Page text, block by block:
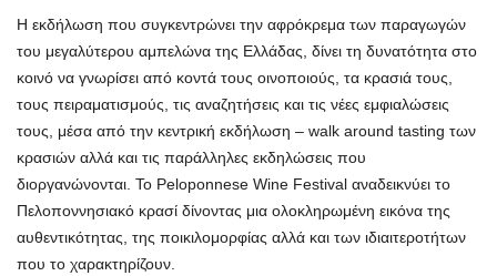
Η εκδήλωση που συγκεντρώνει την αφρόκρεμα των παραγωγών
του μεγαλύτερου αμπελώνα της Ελλάδας, δίνει τη δυνατότητα στο
κοινό να γνωρίσει από κοντά τους οινοποιούς, τα κρασιά τους,
τους πειραματισμούς, τις αναζητήσεις και τις νέες εμφιαλώσεις
τους, μέσα από την κεντρική εκδήλωση – walk around tasting των
κρασιών αλλά και τις παράλληλες εκδηλώσεις που
διοργανώνονται. Το Peloponnese Wine Festival αναδεικνύει το
Πελοποννησιακό κρασί δίνοντας μια ολοκληρωμένη εικόνα της
αυθεντικότητας, της ποικιλομορφίας αλλά και των ιδιαιτεροτήτων
που το χαρακτηρίζουν.